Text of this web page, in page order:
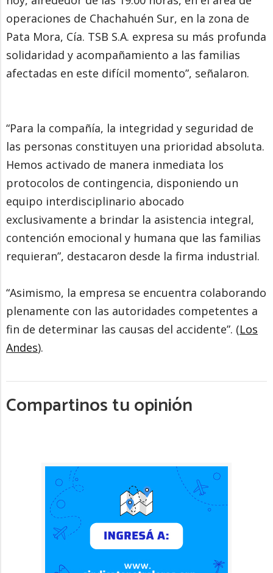
operaciones de Chachahuén Sur, en la zona de
Pata Mora, Cía. TSB S.A. expresa su más profunda
solidaridad y acompañamiento a las familias
afectadas en este difícil momento”, señalaron.
“Para la compañía, la integridad y seguridad de
las personas constituyen una prioridad absoluta.
Hemos activado de manera inmediata los
protocolos de contingencia, disponiendo un
equipo interdisciplinario abocado
exclusivamente a brindar la asistencia integral,
contención emocional y humana que las familias
requieran”, destacaron desde la firma industrial.
“Asimismo, la empresa se encuentra colaborando
plenamente con las autoridades competentes a
fin de determinar las causas del accidente”. (Los
Andes).
Compartinos tu opinión